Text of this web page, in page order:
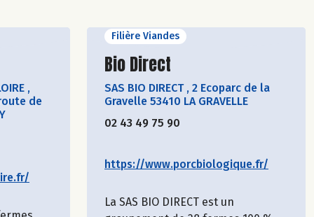
,
de
Filière Viandes
Découvrir le producteur
Bio Direct
SAS BIO DIRECT , 2 Ecoparc de la
Gravelle 53410 LA GRAVELLE
02 43 49 75 90
https://www.porcbiologique.fr/
La SAS BIO DIRECT est un